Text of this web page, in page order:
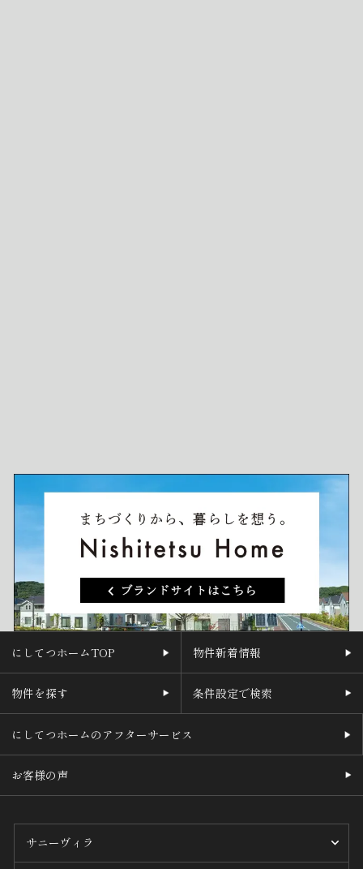
にしてつホームTOP 物件新着情報
物件を探す 条件設定で検索
にしてつホームのアフターサービス
お客様の声
サニーヴィラ